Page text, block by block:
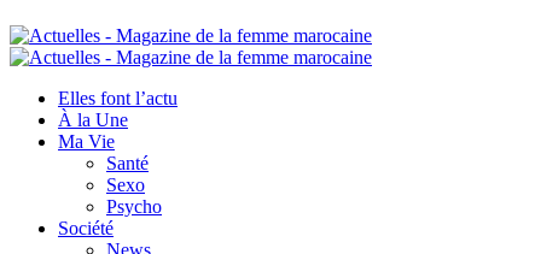
Elles font l’actu
À la Une
Ma Vie
Santé
Sexo
Psycho
Société
News